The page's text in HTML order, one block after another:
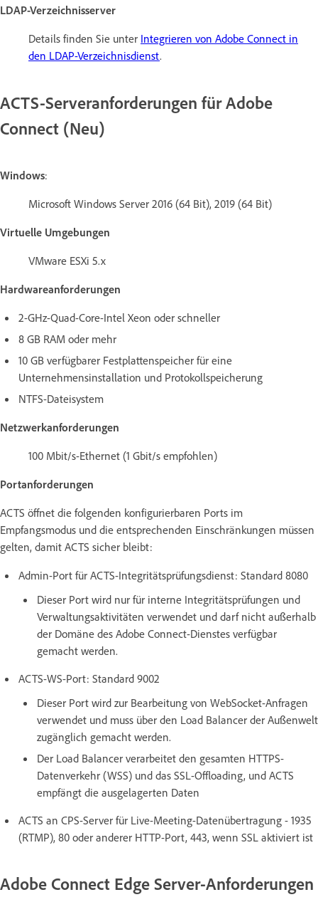
LDAP-Verzeichnisserver
Details finden Sie unter Integrieren von Adobe Connect in
den LDAP-Verzeichnisdienst.
ACTS-Serveranforderungen für Adobe
Connect (Neu)
Windows:
Microsoft Windows Server 2016 (64 Bit), 2019 (64 Bit)
Virtuelle Umgebungen
VMware ESXi 5.x
Hardwareanforderungen
2-GHz-Quad-Core-Intel Xeon oder schneller
8 GB RAM oder mehr
10 GB verfügbarer Festplattenspeicher für eine
Unternehmensinstallation und Protokollspeicherung
NTFS-Dateisystem
Netzwerkanforderungen
100 Mbit/s-Ethernet (1 Gbit/s empfohlen)
Portanforderungen
ACTS öffnet die folgenden konfigurierbaren Ports im
Empfangsmodus und die entsprechenden Einschränkungen müssen
gelten, damit ACTS sicher bleibt:
Admin-Port für ACTS-Integritätsprüfungsdienst: Standard 8080
Dieser Port wird nur für interne Integritätsprüfungen und
Verwaltungsaktivitäten verwendet und darf nicht außerhalb
der Domäne des Adobe Connect-Dienstes verfügbar
gemacht werden.
ACTS-WS-Port: Standard 9002
Dieser Port wird zur Bearbeitung von WebSocket-Anfragen
verwendet und muss über den Load Balancer der Außenwelt
zugänglich gemacht werden.
Der Load Balancer verarbeitet den gesamten HTTPS-
Datenverkehr (WSS) und das SSL-Offloading, und ACTS
empfängt die ausgelagerten Daten
ACTS an CPS-Server für Live-Meeting-Datenübertragung - 1935
(RTMP), 80 oder anderer HTTP-Port, 443, wenn SSL aktiviert ist
Adobe Connect Edge Server-Anforderungen